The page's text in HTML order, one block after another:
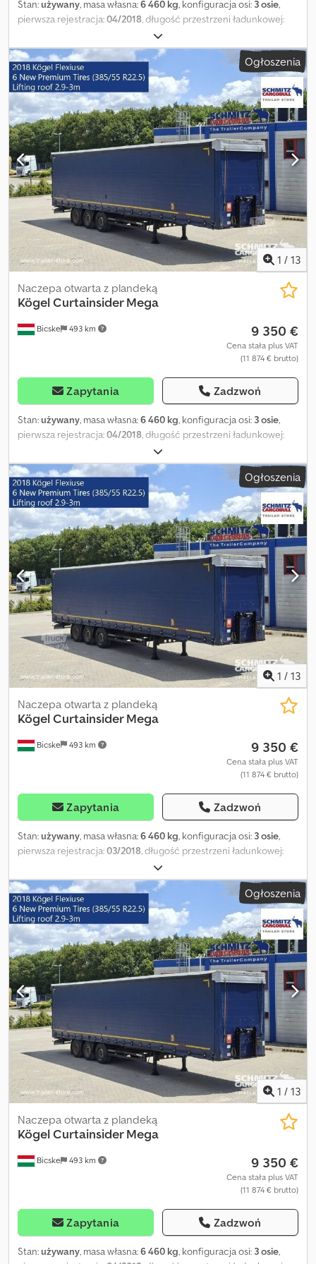
Stan:używany, masa własna:6 460 kg, konfiguracja osi: 3 osie,
pierwsza rejestracja:04/2018 , długość przestrzeni ładunkowej:
, szerokość przestrzeni ładunkowej:
wysokość przestrzeni ładunkowej:3 000 mm, objętość
przestrzeni ładunkowej:101 m³ , rozmiar opony: 385/55 R22,5, Rok
budowy:2018, Wyposażenie:ABS, Masa własna: 6460 kg, certyfikat
DIN EN 12642 (kod XL), Powierzchnia załadunkowa (D S W): 13 620
mm x 2 480 mm x 3 000 mm, Rozmiar opony: 385/55 R22.5, Objętość
przestrzeni ładunkowej: 101 m³, 1 oś: , 2 oś: , 3 oś: , zawieszenie
samopoziomujące, elektroniczny system hamulcowy EBS,
przesuwany dach, gniazda 1x15 i 2x7 pin, antispray, podnoszony
dach (ręczny): 2,9 m - 3,0 m, system kurtynowy. Przegląd
wszystkich dostępnych pojazdów znajdą Państwo na naszej
stronie internetowej. Potrzebujesz finansowania? Oferujemy
indywidualne rozwiązania finansowe, umowy serwisowe oraz
usługi telematyczne. Chętnie doradzimy osobiście. Cjdpfx Abezn
D Dgj Hjrf
Ogłoszenia
1 / 13
Bicske 493 km
Naczepa otwarta z plandeką
KögelCurtainsider Mega
9 350 €
Cena stała plus VAT
(11 874 € brutto)
Zapytania Zadzwoń
Stan:używany, masa własna:6 460 kg, konfiguracja osi: 3 osie,
pierwsza rejestracja:04/2018, długość przestrzeni ładunkowej:
, szerokość przestrzeni ładunkowej:
wysokość przestrzeni ładunkowej:3 000 mm, objętość
przestrzeni ładunkowej:101 m³ , rozmiar opony: 385/55 R22,5, Rok
budowy:2018, Wyposażenie:ABS, Masa własna: 6460 kg, certyfikat
DIN EN 12642 (kod XL), Powierzchnia załadunkowa (D S W): 13 620
mm x 2 480 mm x 3 000 mm, Rozmiar opony: 385/55 R22.5, Objętość
przestrzeni ładunkowej: 101 m³, 1 oś: , 2 oś: , 3 oś: , zawieszenie
samopoziomujące, elektroniczny system hamulcowy EBS,
przesuwany dach, gniazda 1x15 i 2x7 pin, antispray, podnoszony
dach (ręczny): 2,9 m - 3,0 m, system kurtynowy. Przegląd
wszystkich dostępnych pojazdów znajdą Państwo na naszej
stronie internetowej. Potrzebujesz finansowania? Oferujemy
indywidualne rozwiązania finansowe, umowy serwisowe oraz
usługi telematyczne. Chętnie doradzimy osobiście. Crodezn D
Dyjpfx Ab Hof
Ogłoszenia
1 / 13
Bicske 493 km
Naczepa otwarta z plandeką
KögelCurtainsider Mega
9 350 €
Cena stała plus VAT
(11 874 € brutto)
Zapytania Zadzwoń
Stan:używany, masa własna:6 460 kg, konfiguracja osi: 3 osie,
pierwsza rejestracja:03/2018 , długość przestrzeni ładunkowej:
, szerokość przestrzeni ładunkowej:
wysokość przestrzeni ładunkowej:3 000 mm, objętość
przestrzeni ładunkowej:101 m³ , rozmiar opony: 385/55 R22,5, Rok
budowy:2018, Wyposażenie:ABS, Masa własna: 6460 kg, certyfikat
DIN EN 12642 (kod XL), Powierzchnia załadunkowa (D S W): 13 620
mm x 2 480 mm x 3 000 mm, Rozmiar opony: 385/55 R22.5, Objętość
przestrzeni ładunkowej: 101 m³, 1 oś: , 2 oś: , 3 oś: , zawieszenie
samopoziomujące, elektroniczny system hamulcowy EBS,
przesuwany dach, gniazda 1x15 i 2x7 pin, antispray, podnoszony
dach (ręczny): 2,9 m - 3,0 m, system kurtynowy. Przegląd
wszystkich dostępnych pojazdów znajdą Państwo na naszej
stronie internetowej. Potrzebujesz finansowania? Oferujemy
indywidualne rozwiązania finansowe, umowy serwisowe oraz
usługi telematyczne. Chętnie doradzimy osobiście. Crsdpfezn D D
Hex Ab Hsf
Ogłoszenia
1 / 13
Bicske 493 km
Naczepa otwarta z plandeką
KögelCurtainsider Mega
9 350 €
Cena stała plus VAT
(11 874 € brutto)
Zapytania Zadzwoń
Stan:używany, masa własna:6 460 kg, konfiguracja osi: 3 osie,